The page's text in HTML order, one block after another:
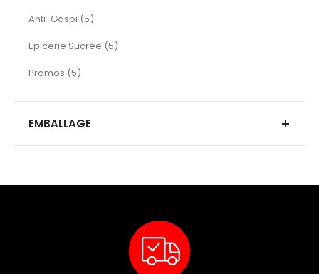
Anti-Gaspi 5
articles
Epicerie Sucrée 5
articles
Promos 5
articles
EMBALLAGE